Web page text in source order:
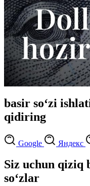
basir so‘zi
qidiring
Google Яндекс
Siz uchun qiziq
so‘zlar